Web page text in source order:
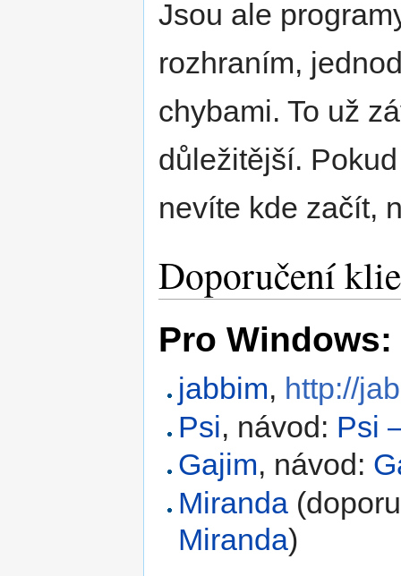
Jsou ale
rozhraním,
chybami. To už
důležitější.
nevíte kde začít,
Doporučení
Pro Windows:
jabbim, http://
Psi, návod: Psi
Gajim, návod:
Miranda
Miranda)